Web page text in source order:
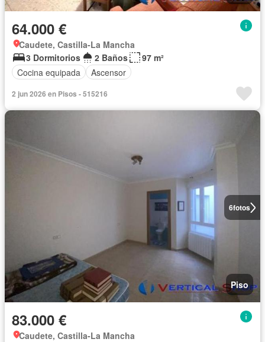
64.000 €
Caudete, Castilla-La Mancha
3 Dormitorios
2 Baños
97 m²
Cocina equipada
Ascensor
2 jun 2026 en Pisos - 515216
6fotos
Piso
83.000 €
Caudete, Castilla-La Mancha